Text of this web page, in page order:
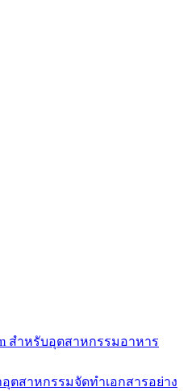
สำหรับอุตสาหกรรมอาหาร
ตสาหกรรมจัดทำเอกสารอย่าง